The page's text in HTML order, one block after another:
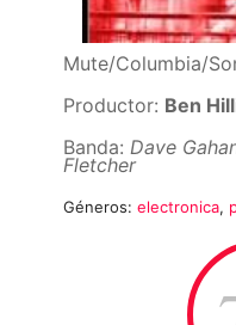
Mute/Columbia/
Productor: Ben
Banda: Dave
Fletcher
Géneros: electronica,